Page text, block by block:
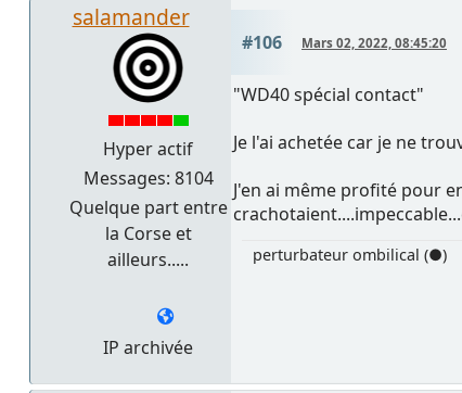
salamander
Hyper actif
Messages: 8104
Quelque part entre
la Corse et
ailleurs.....
IP archivée
#106 Mars 02, 2022, 08:45:20
"WD40 spécial contact"
Je l'ai achetée car je ne
J'en ai même profité pour
perturbateur ombilical (●)